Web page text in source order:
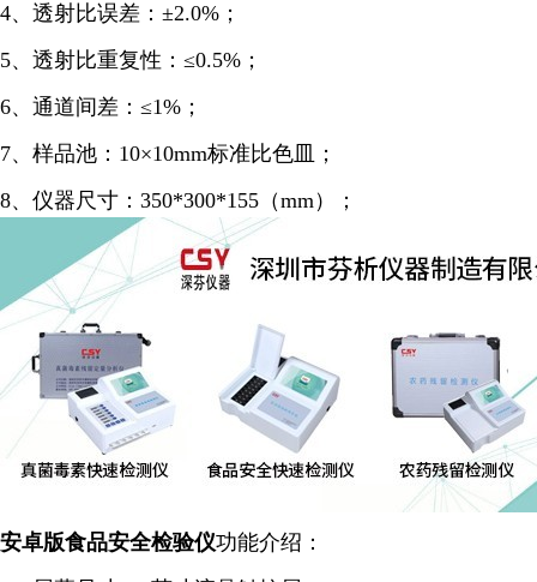
4、透射比误差：±2.0%；
5、透射比重复性：≤0.5%；
6、通道间差：≤1%；
7、样品池：10×10mm标准比色皿；
8、仪器尺寸：350*300*155（mm）；
安卓版食品安全检验仪功能介绍：